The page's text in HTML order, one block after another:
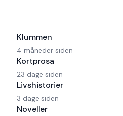
Klummen
4 måneder siden
Kortprosa
23 dage siden
Livshistorier
3 dage siden
Noveller